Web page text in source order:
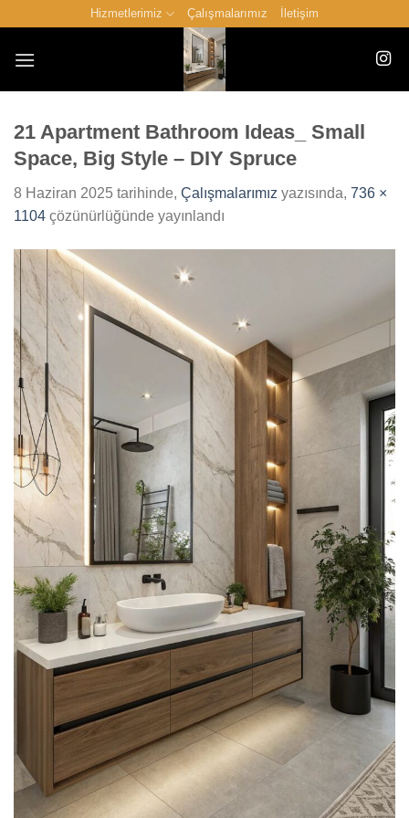
Hizmetlerimiz Çalışmalarımız İletişim
21 Apartment Bathroom Ideas_ Small
Space, Big Style – DIY Spruce
8 Haziran 2025 tarihinde, Çalışmalarımız yazısında, 736 ×
1104 çözünürlüğünde yayınlandı